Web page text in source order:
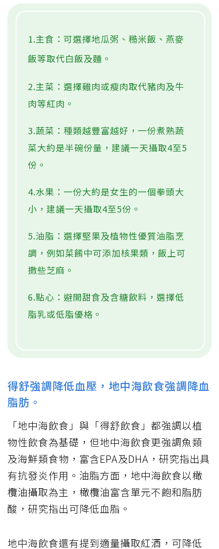
1.主食：可選擇地瓜粥、糙米飯、燕麥
飯等取代白飯及麵。
2.主菜：選擇雞肉或瘦肉取代豬肉及牛
肉等紅肉。
3.蔬菜：種類越豐富越好，一份煮熟蔬
菜大約是半碗份量，建議一天攝取4至5
份。
4.水果：一份大約是女生的一個拳頭大
小，建議一天攝取4至5份。
5.油脂：選擇堅果及植物性優質油脂烹
調，例如菜餚中可添加核果類，飯上可
撒些芝麻。
6.點心：避開甜食及含糖飲料，選擇低
脂乳或低脂優格。
得舒強調降低血壓，地中海飲食強調降血
脂肪。
「地中海飲食」與「得舒飲食」都強調以植
物性飲食為基礎，但地中海飲食更強調魚類
及海鮮類食物，富含EPA及DHA，研究指出具
有抗發炎作用。油脂方面，地中海飲食以橄
欖油攝取為主，橄欖油富含單元不飽和脂肪
酸，研究指出可降低血脂。
地中海飲食還有提到適量攝取紅酒，可降低